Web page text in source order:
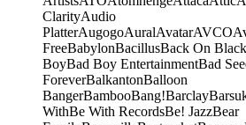
ClarityAudio
PlatterAugogoAuralAvatarAVCO
FreeBabylonBacillusBack On Black
BoyBad Boy EntertainmentBad
ForeverBalkantonBalloon
BangerBambooBang!Barclay
WithBe With RecordsBe! JazzBear